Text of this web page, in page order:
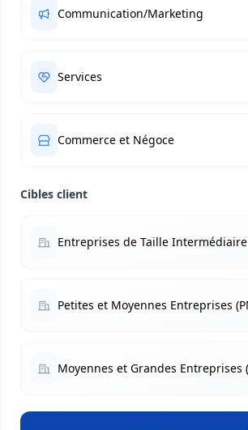
Communication/Marketing
Services
Commerce et Négoce
Cibles client
Entreprises de Taille Intermédiaire
Petites et Moyennes Entreprises
Moyennes et Grandes Entreprises